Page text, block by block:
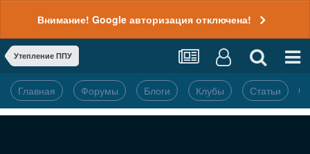
Внимание! Google авторизация отключена!
Утепление ППУ
Главная Форумы Блоги Клубы Статьи